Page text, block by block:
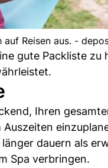
Reisen aus. -
gute Packliste zu
Ihren
dauern als
Spa verbringen.